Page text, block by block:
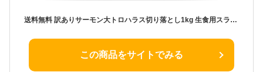
送料無料 訳ありサーモン大トロハラス切り落とし1kg 生食用スライス 500g×2 わけあり 訳アリ アトランティックサーモン サーモンハラス トロサーモン 鮭ハラス 鮭 刺身 業務用 築地市場 豊洲市場 料理
この商品をサイトでみる